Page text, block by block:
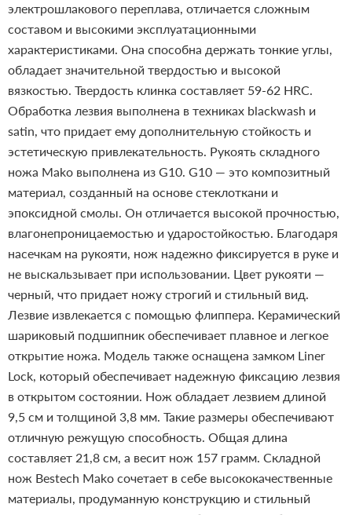
электрошлакового переплава, отличается сложным
составом и высокими эксплуатационными
характеристиками. Она способна держать тонкие углы,
обладает значительной твердостью и высокой
вязкостью. Твердость клинка составляет 59-62 HRC.
Обработка лезвия выполнена в техниках blackwash и
satin, что придает ему дополнительную стойкость и
эстетическую привлекательность. Рукоять складного
ножа Mako выполнена из G10. G10 — это композитный
материал, созданный на основе стеклоткани и
эпоксидной смолы. Он отличается высокой прочностью,
влагонепроницаемостью и ударостойкостью. Благодаря
насечкам на рукояти, нож надежно фиксируется в руке и
не выскальзывает при использовании. Цвет рукояти —
черный, что придает ножу строгий и стильный вид.
Лезвие извлекается с помощью флиппера. Керамический
шариковый подшипник обеспечивает плавное и легкое
открытие ножа. Модель также оснащена замком Liner
Lock, который обеспечивает надежную фиксацию лезвия
в открытом состоянии. Нож обладает лезвием длиной
9,5 см и толщиной 3,8 мм. Такие размеры обеспечивают
отличную режущую способность. Общая длина
составляет 21,8 см, а весит нож 157 грамм. Складной
нож Bestech Mako сочетает в себе высококачественные
материалы, продуманную конструкцию и стильный